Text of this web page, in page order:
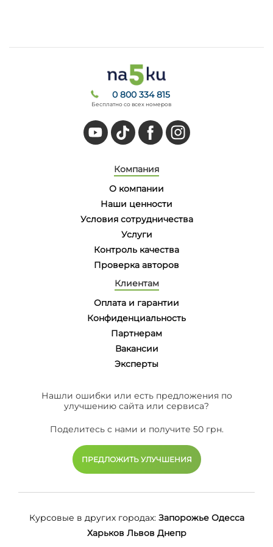
0 800 334 815
Бесплатно со всех номеров
Компания
О компании
Наши ценности
Условия сотрудничества
Услуги
Контроль качества
Проверка авторов
Клиентам
Оплата и гарантии
Конфиденциальность
Партнерам
Вакансии
Эксперты
Нашли ошибки или есть предложения по
улучшению сайта или сервиса?
Поделитесь с нами и получите 50 грн.
ПРЕДЛОЖИТЬ УЛУЧШЕНИЯ
Курсовые в других городах: Запорожье Одесса
Харьков Львов Днепр